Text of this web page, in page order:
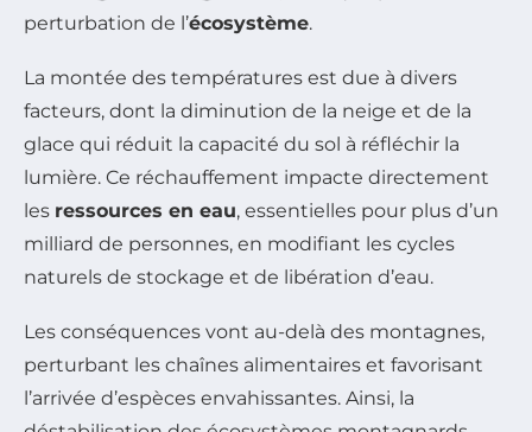
perturbation de l’écosystème.
La montée des températures est due à divers
facteurs, dont la diminution de la neige et de la
glace qui réduit la capacité du sol à réfléchir la
lumière. Ce réchauffement impacte directement
les ressources en eau, essentielles pour plus d’un
milliard de personnes, en modifiant les cycles
naturels de stockage et de libération d’eau.
Les conséquences vont au-delà des montagnes,
perturbant les chaînes alimentaires et favorisant
l’arrivée d’espèces envahissantes. Ainsi, la